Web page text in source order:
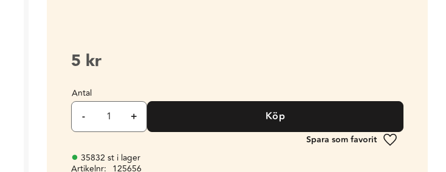
5 kr
Antal
+
- Köp
Lägg till i
35832 st i lager
Artikelnr
125656